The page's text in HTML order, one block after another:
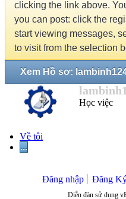
clicking the link above.
you can post: click the
start viewing messages,
to visit from the selection
Xem Hồ sơ:
Học việc
Về tôi
...
Đăng nhập Đăng
Diễn đàn sử dụng